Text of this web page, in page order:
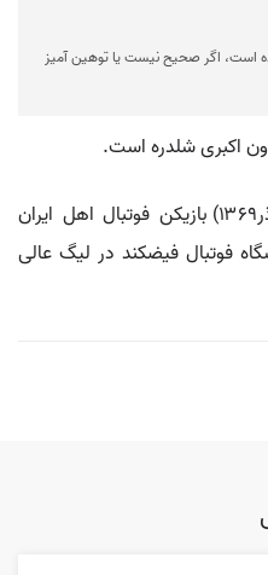
است، اگر صحیح نیست یا توهین آمیز
اکبری شلدره است.
💡 آرش اکبری شلدره (زاده ۱۵آذر۱۳۶۹) بازیکن فوتبال اهل ایران
فوتبال فیضکند در لیگ عالی